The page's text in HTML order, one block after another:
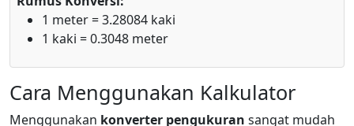
1 meter = 3.28084 kaki
1 kaki = 0.3048 meter
Cara Menggunakan Kalkulator
Menggunakan konverter pengukuran sangat mudah